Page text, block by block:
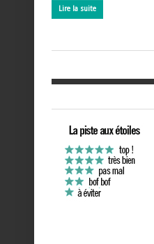
Lire la suite